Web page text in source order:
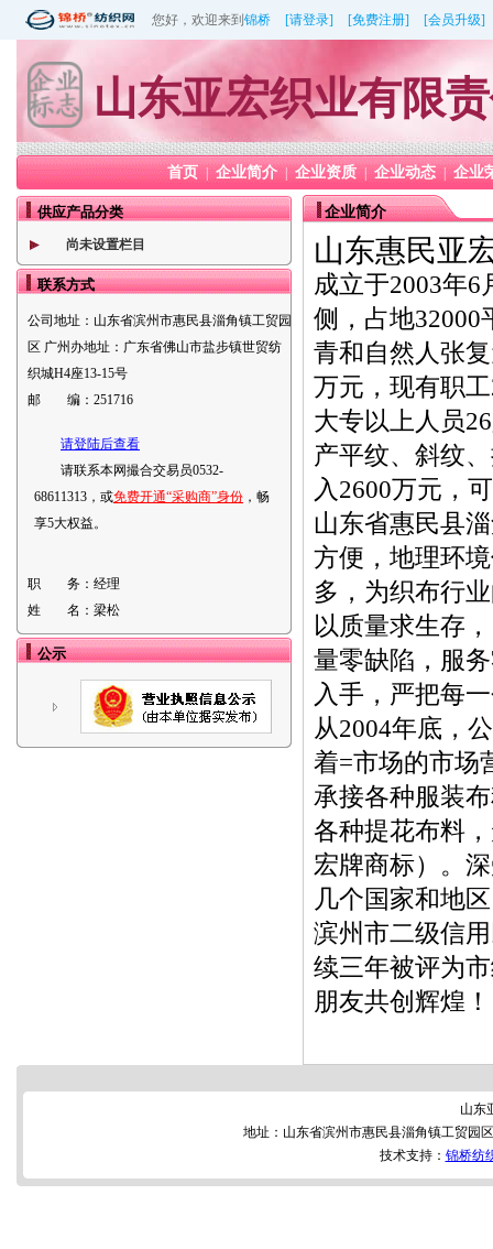
您好，欢迎来到 锦桥 [请登录] [免费注册] [会员升级]
山东亚宏织业有限
首页 企业简介 企业资质 | 企业动态 企业
供应产品分类
尚未设置栏目
联系方式
公司地址： 山东省滨州市惠民县淄角镇工贸园
区 广州办地址：广东省佛山市盐步镇世贸纺
织城H4座13-15号
邮 编： 251716
请登陆后查看
请联系本网撮合交易员0532-
68611313，或免费开通“采购商”身份 ，畅
享5大权益。
职 务： 经理
姓 名： 梁松
公示
企业简介
山东惠民亚
成立于2003年
侧，占地32000
青和自然人张
万元，现有职
大专以上人员
产平纹、斜纹
入2600万元，
山东省惠民县
方便，地理环
多，为织布行
以质量求生存
量零缺陷，服
入手，严把每
从2004年底，
着=市场的市场
承接各种服装
各种提花布料
宏牌商标）。
几个国家和地
滨州市二级信
续三年被评为
朋友共创辉煌！
山东
地址：山东省滨州市惠民县淄角镇工贸园
技术支持： 锦桥纺